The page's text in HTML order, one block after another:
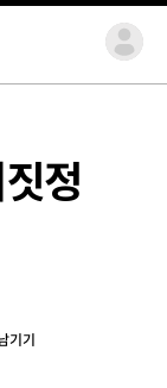
정
기기